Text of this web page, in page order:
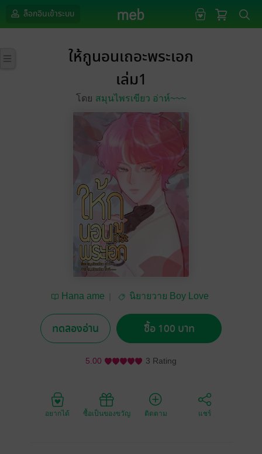
ล็อกอินเข้าระบบ
ให้กูนอนเถอะพระเอก
เล่ม1
โดย สมุนไพรเขียว อ่าห์~~~
Hana ame
นิยายวาย Boy Love
ทดลองอ่าน ซื้อ 100 บาท
5.00 3 Rating
อยากได้ ซื้อเป็นของขวัญ ติดตาม แชร์